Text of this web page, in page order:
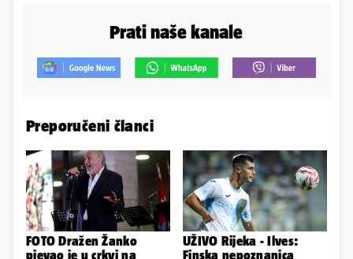
Prati naše kanale
Preporučeni članci
FOTO Dražen Žanko
pjevao je u crkvi na
UŽIVO Rijeka - Ilves:
Finska nepoznanica